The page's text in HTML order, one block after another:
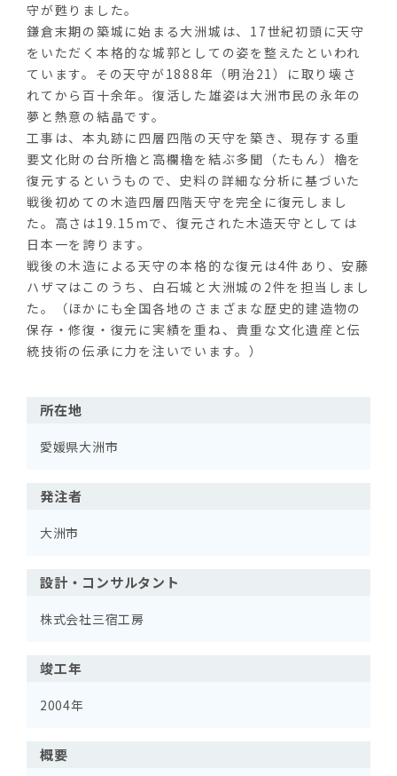
守が甦りました。
鎌倉末期の築城に始まる大洲城は、17世紀初頭に天守
をいただく本格的な城郭としての姿を整えたといわれ
ています。その天守が1888年（明治21）に取り壊さ
れてから百十余年。復活した雄姿は大洲市民の永年の
夢と熱意の結晶です。
工事は、本丸跡に四層四階の天守を築き、現存する重
要文化財の台所櫓と高欄櫓を結ぶ多聞（たもん）櫓を
復元するというもので、史料の詳細な分析に基づいた
戦後初めての木造四層四階天守を完全に復元しまし
た。高さは19.15mで、復元された木造天守としては
日本一を誇ります。
戦後の木造による天守の本格的な復元は4件あり、安藤
ハザマはこのうち、白石城と大洲城の2件を担当しまし
た。（ほかにも全国各地のさまざまな歴史的建造物の
保存・修復・復元に実績を重ね、貴重な文化遺産と伝
統技術の伝承に力を注いでいます。）
所在地
愛媛県大洲市
発注者
大洲市
設計・コンサルタント
株式会社三宿工房
竣工年
2004年
概要